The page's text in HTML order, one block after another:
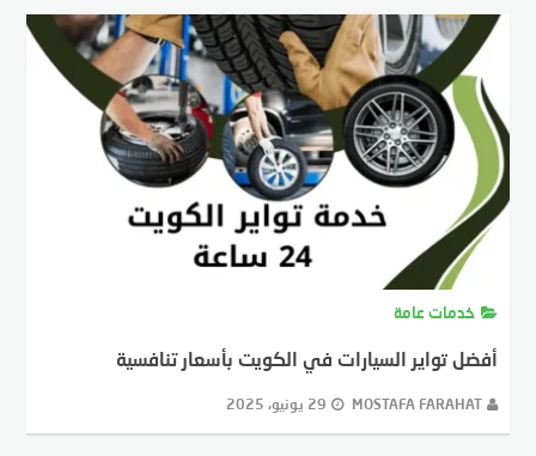
خدمات عامة
MOSTAFA FARAHAT 29 يونيو، 2025